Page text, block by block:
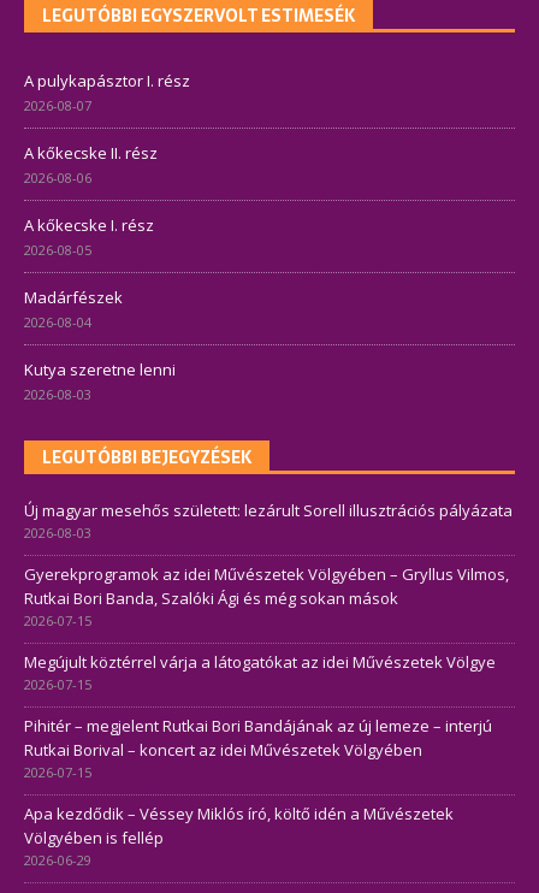
LEGUTÓBBI EGYSZERVOLT ESTIMESÉK
A pulykapásztor I. rész
2026-08-07
A kőkecske II. rész
2026-08-06
A kőkecske I. rész
2026-08-05
Madárfészek
2026-08-04
Kutya szeretne lenni
2026-08-03
LEGUTÓBBI BEJEGYZÉSEK
Új magyar mesehős született: lezárult Sorell illusztrációs pályázata
2026-08-03
Gyerekprogramok az idei Művészetek Völgyében – Gryllus Vilmos,
Rutkai Bori Banda, Szalóki Ági és még sokan mások
2026-07-15
Megújult köztérrel várja a látogatókat az idei Művészetek Völgye
2026-07-15
Pihitér – megjelent Rutkai Bori Bandájának az új lemeze – interjú
Rutkai Borival – koncert az idei Művészetek Völgyében
2026-07-15
Apa kezdődik – Véssey Miklós író, költő idén a Művészetek
Völgyében is fellép
2026-06-29